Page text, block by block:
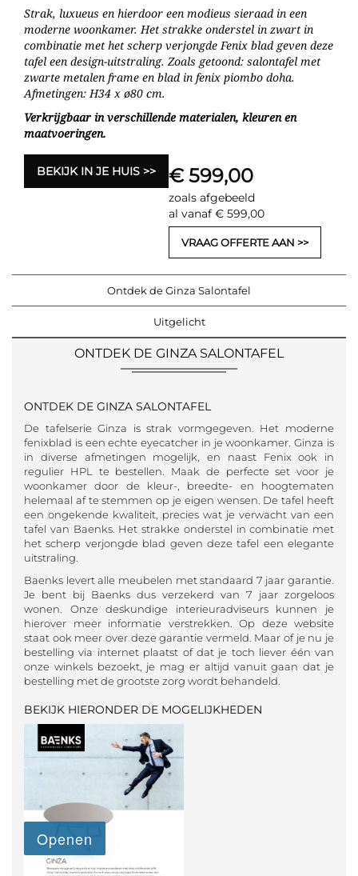
Strak, luxueus en hierdoor een modieus sieraad in een
moderne woonkamer. Het strakke onderstel in zwart in
combinatie met het scherp verjongde Fenix blad geven deze
tafel een design-uitstraling. Zoals getoond: salontafel met
zwarte metalen frame en blad in fenix piombo doha.
Afmetingen: H34 x ø80 cm.
Verkrijgbaar in verschillende materialen, kleuren en
maatvoeringen.
BEKIJK IN JE HUIS € 599,00
zoals afgebeeld
al vanaf € 599,00
VRAAG OFFERTE AAN
Ontdek de Ginza Salontafel
Uitgelicht
ONTDEK DE GINZA SALONTAFEL
ONTDEK DE GINZA SALONTAFEL
De tafelserie Ginza is strak vormgegeven. Het moderne
fenixblad is een echte eyecatcher in je woonkamer. Ginza is
in diverse afmetingen mogelijk, en naast Fenix ook in
regulier HPL te bestellen. Maak de perfecte set voor je
woonkamer door de kleur-, breedte- en hoogtematen
helemaal af te stemmen op je eigen wensen. De tafel heeft
een ongekende kwaliteit, precies wat je verwacht van een
tafel van Baenks. Het strakke onderstel in combinatie met
het scherp verjongde blad geven deze tafel een elegante
uitstraling.
Baenks levert alle meubelen met standaard 7 jaar garantie.
Je bent bij Baenks dus verzekerd van 7 jaar zorgeloos
wonen. Onze deskundige interieuradviseurs kunnen je
hierover meer informatie verstrekken. Op deze website
staat ook meer over deze garantie vermeld. Maar of je nu je
bestelling via internet plaatst of dat je toch liever één van
onze winkels bezoekt, je mag er altijd vanuit gaan dat je
bestelling met de grootste zorg wordt behandeld.
BEKIJK HIERONDER DE MOGELIJKHEDEN